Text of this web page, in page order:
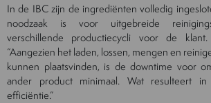
In de IBC zijn de ingrediënten volledig
noodzaak is voor uitgebreide
verschillende productiecycli voor de
“Aangezien het laden, lossen, mengen en
kunnen plaatsvinden, is de downtime voor
ander product minimaal. Wat resulteert in
efficiëntie.”